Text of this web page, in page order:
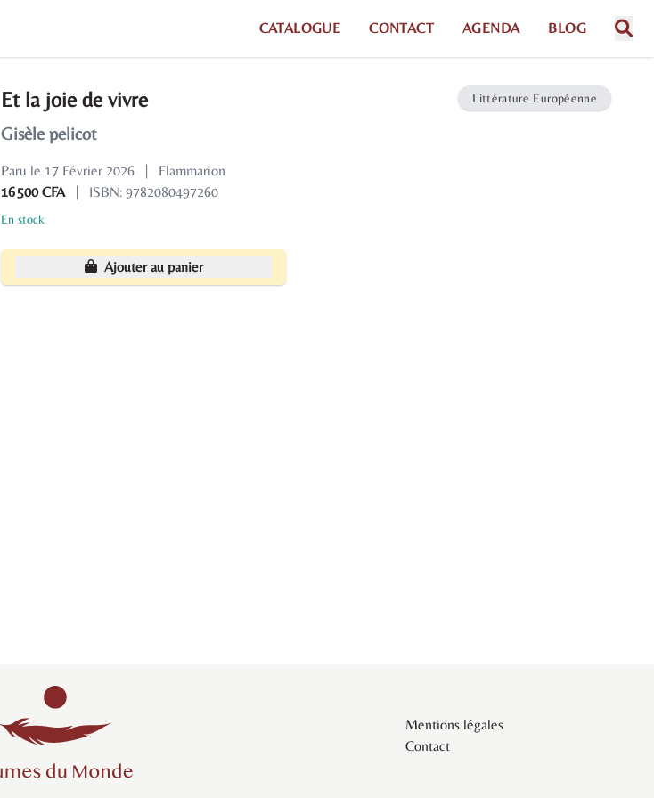
CATALOGUE CONTACT AGENDA BLOG
Et la joie de vivre
Gisèle pelicot
Littérature Européenne
Paru le 17 Février 2026 |
Flammarion
16 500 CFA
| ISBN: 9782080497260
En stock
Ajouter au panier
Mentions légales
Contact